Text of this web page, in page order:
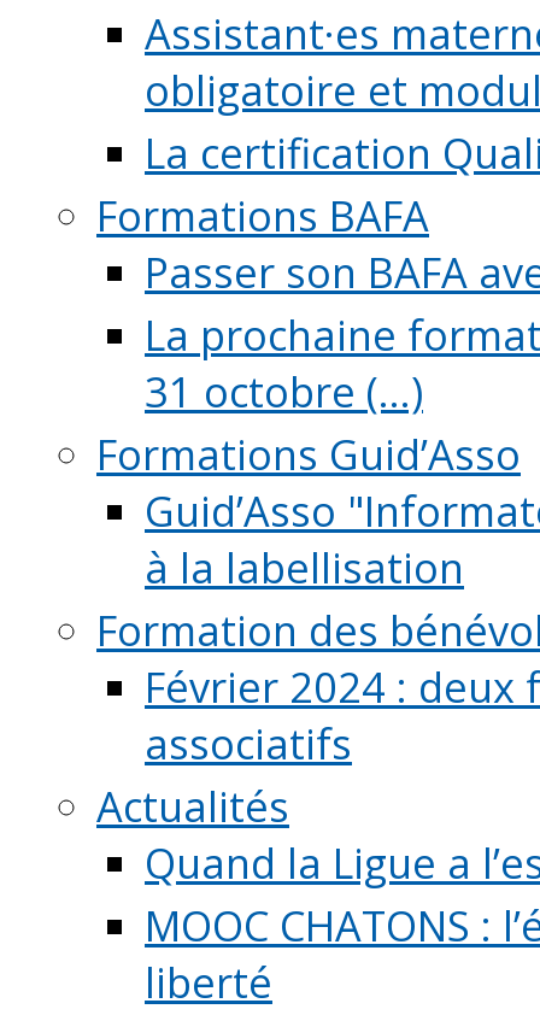
Assistant·es
obligatoire et
La certification
Formations BAFA
Passer son BAFA
La prochaine
31 octobre (...)
Formations Guid’Asso
Guid’Asso
à la labellisation
Formation des
Février 2024 :
associatifs
Actualités
Quand la Ligue a
MOOC CHATONS
liberté